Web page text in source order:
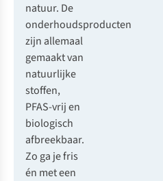
natuur. De
onderhoudsproducten
zijn allemaal
gemaakt van
natuurlijke
stoffen,
PFAS-vrij en
biologisch
afbreekbaar.
Zo ga je fris
én met een